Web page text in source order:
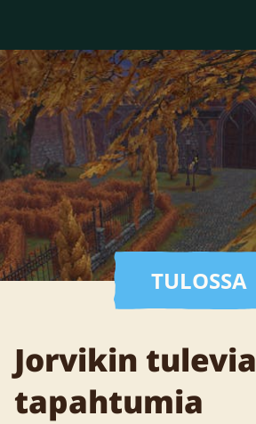
TULOSSA
Jorvikin tulevia
tapahtumia